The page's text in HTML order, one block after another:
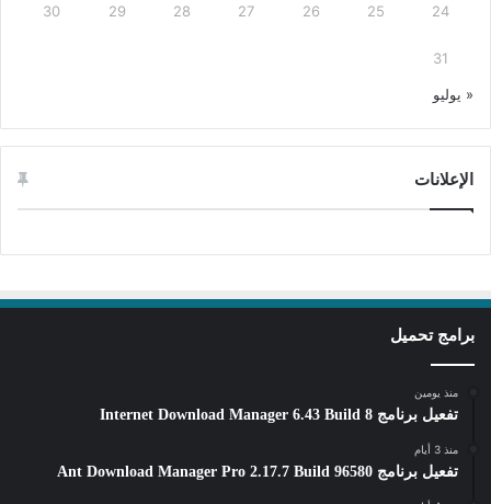
24
25
26
27
28
29
30
31
« يوليو
الإعلانات
برامج تحميل
منذ يومين
تفعيل برنامج Internet Download Manager 6.43 Build 8
منذ 3 أيام
تفعيل برنامج Ant Download Manager Pro 2.17.7 Build 96580